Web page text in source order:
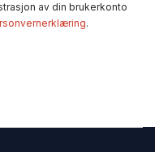
av din brukerkonto
.